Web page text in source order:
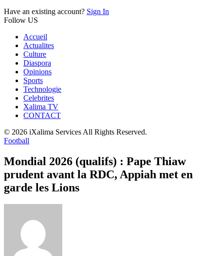
Have an existing account? Sign In
Follow US
Accueil
Actualites
Culture
Diaspora
Opinions
Sports
Technologie
Celebrites
Xalima TV
CONTACT
© 2026 iXalima Services All Rights Reserved.
Football
Mondial 2026 (qualifs) : Pape Thiaw
prudent avant la RDC, Appiah met en
garde les Lions